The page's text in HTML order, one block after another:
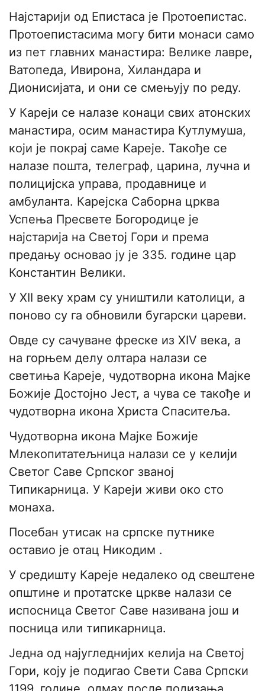
Најстарији од Епистаса је Протоепистас.
Протоепистасима могу бити монаси само
из пет главних манастира: Велике лавре,
Ватопеда, Ивирона, Хиландара и
Дионисијата, и они се смењују по реду.
У Кареји се налазе конаци свих атонских
манастира, осим манастира Кутлумуша,
који је покрај саме Кареје. Такође се
налазе пошта, телеграф, царина, лучна и
полицијска управа, продавнице и
амбуланта. Карејска Саборна црква
Успења Пресвете Богородице је
најстарија на Светој Гори и према
предању основао ју је 335. године цар
Константин Велики.
У ХΙΙ веку храм су уништили католици, а
поново су га обновили бугарски цареви.
Овде су сачуване фреске из XIV века, а
на горњем делу олтара налази се
светиња Кареје, чудотворна икона Мајке
Божије Достојно Јест, а чува се такође и
чудотворна икона Христа Спаситеља.
Чудотворна икона Мајке Божије
Млекопитатељница налази се у келији
Светог Саве Српског званој
Типикарница. У Кареји живи око сто
монаха.
Посебан утисак на српске путнике
оставио је отац Никодим .
У средишту Кареје недалеко од свештене
општине и протатске цркве налази се
испосница Светог Саве називана још и
посница или типикарница.
Једна од најугледнијих келија на Светој
Гори, коју је подигао Свети Сава Српски